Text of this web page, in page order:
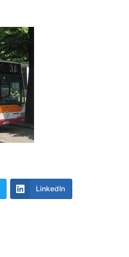
LinkedIn